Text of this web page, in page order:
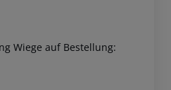
Wiege auf Bestellung: